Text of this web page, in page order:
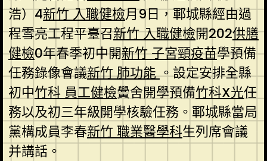
浩）4新竹 入職健檢月9日，鄆城縣經由過
程雪亮工程平臺召新竹 入職健檢開202供膳
健檢0年春季初中開新竹 子宮頸疫苗學預備
任務錄像會議新竹 肺功能。設定安排全縣
初中竹科 員工健檢黌舍開學預備竹科X光任
務以及初三年級開學核驗任務。鄆城縣當局
黨構成員李春新竹 職業醫學科生列席會議
并講話。